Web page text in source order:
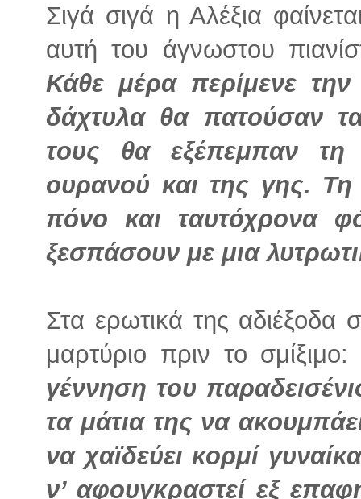
Σιγά σιγά η Αλέξια
αυτή του άγνωστου
Κάθε μέρα περίμενε
δάχτυλα θα πατούσαν
τους θα εξέπεμπαν
ουρανού και της γης.
πόνο και ταυτόχρονα
ξεσπάσουν με μια
Στα ερωτικά της αδιέξοδα
μαρτύριο πριν το σμίξιμο:
γέννηση του
τα μάτια της να
να χαϊδεύει κορμί
ν’ αφουγκραστεί εξ